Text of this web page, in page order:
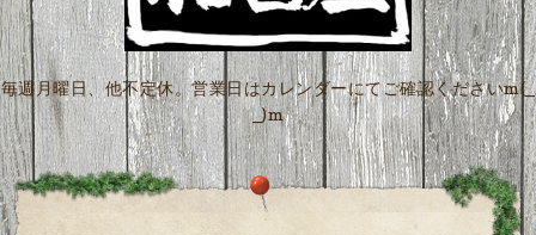
毎週月曜日、他不定休。営業日はカレンダーにてご確認くださいm(_
_)m